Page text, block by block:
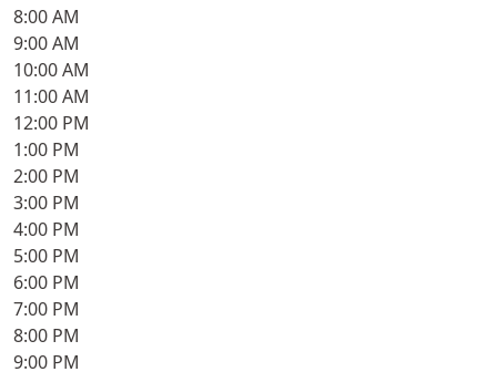
8:00 AM
9:00 AM
10:00 AM
11:00 AM
12:00 PM
1:00 PM
2:00 PM
3:00 PM
4:00 PM
5:00 PM
6:00 PM
7:00 PM
8:00 PM
9:00 PM